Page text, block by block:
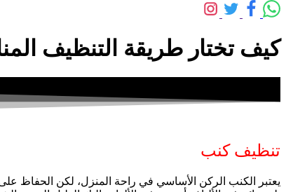
كيف تختار طريقة التنظيف
تنظيف كنب
يعتبر الكنب الركن الأساسي في راحة المنزل، لكن الحفاظ